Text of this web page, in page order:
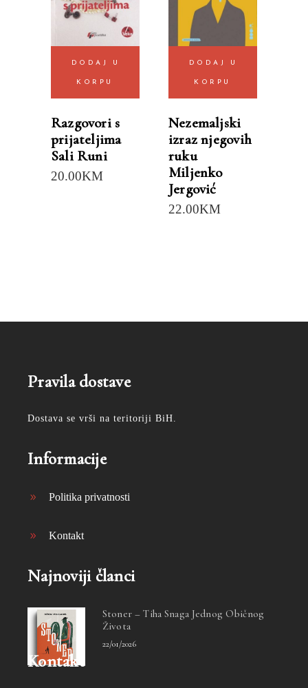
DODAJ U
KORPU
Razgovori s
prijateljima
Sali Runi
20.00KM
DODAJ U
KORPU
Nezemaljski
izraz njegovih
ruku
Miljenko
Jergović
22.00KM
Pravila dostave
Dostava se vrši na teritoriji BiH.
Informacije
Politika privatnosti
Kontakt
Najnoviji članci
Stoner – Tiha Snaga Jednog Običnog
Života
22/01/2026
Kontakt